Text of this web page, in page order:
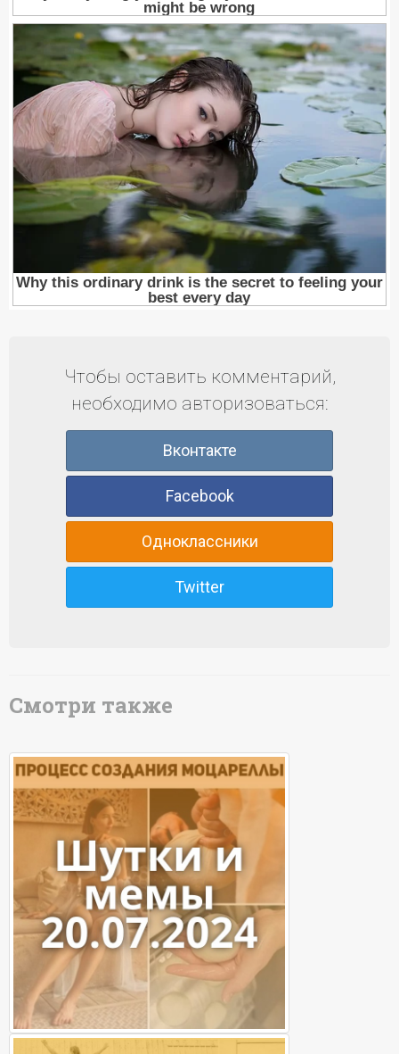
Чтобы оставить комментарий,
необходимо авторизоваться:
Вконтакте
Facebook
Одноклассники
Twitter
Смотри также